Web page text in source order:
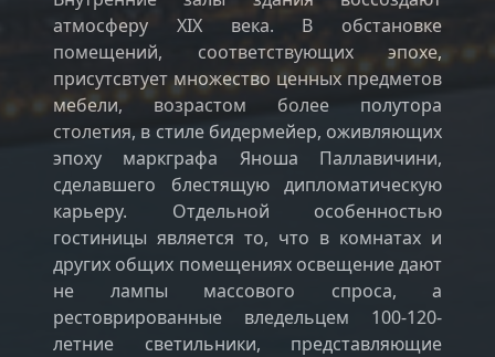
атмосферу ХIX века. В обстановке
помещений, соответствующих эпохе,
присутсвтует множество ценных предметов
мебели, возрастом более полутора
столетия, в стиле бидермейер, оживляющих
эпоху маркграфа Яноша Паллавичини,
сделавшего блестящую дипломатическую
карьеру. Отдельной особенностью
гостиницы является то, что в комнатах и
других общих помещениях освещение дают
не лампы массового спроса, а
рестоврированные вледельцем 100-120-
летние светильники, представляющие